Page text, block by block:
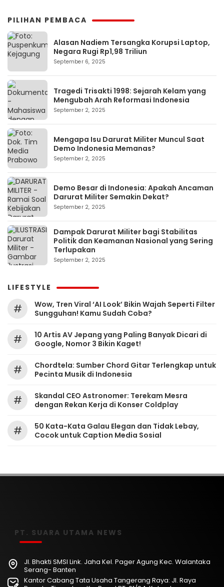
PILIHAN PEMBACA
Alasan Nadiem Tersangka Korupsi Laptop,
Negara Rugi Rp1,98 Triliun
September 6, 2025
Tragedi Trisakti 1998: Sejarah Kelam yang
Mengubah Arah Reformasi Indonesia
September 2, 2025
Mengapa Isu Darurat Militer Muncul Saat
Demo Indonesia Memanas?
September 2, 2025
Demo Besar di Indonesia: Apakah Ancaman
Darurat Militer Semakin Dekat?
September 2, 2025
Dampak Darurat Militer bagi Stabilitas
Politik dan Keamanan Nasional yang Sering
Terlupakan
September 2, 2025
LIFESTYLE
#
Wow, Tren Viral ‘AI Look’ Bikin Wajah Seperti Filter
Sungguhan! Kamu Sudah Coba?
#
10 Artis AV Jepang yang Paling Banyak Dicari di
Google, Nomor 3 Bikin Kaget!
#
Chordtela: Sumber Chord Gitar Terlengkap untuk
Pecinta Musik di Indonesia
#
Skandal CEO Astronomer: Terekam Mesra
dengan Rekan Kerja di Konser Coldplay
#
50 Kata-Kata Galau Elegan dan Tidak Lebay,
Cocok untuk Caption Media Sosial
PT. SUARA UTAMA NEWS
Jl. Bhakti SMSI Link. Jaha Kel. Pager Agung Kec. Walantaka
Serang- Banten
Kantor Cabang Tata Usaha Tangerang Raya: Jl. Raya